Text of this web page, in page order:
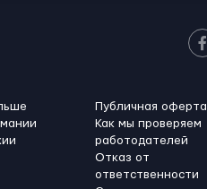
Публичная оферта
Как мы проверяем
работодателей
Отказ от
ответственности